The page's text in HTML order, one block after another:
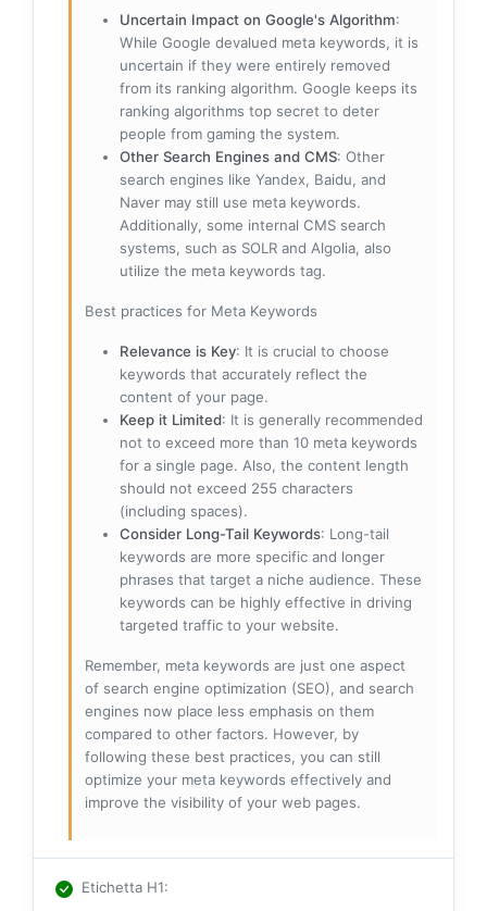
Uncertain Impact on Google's Algorithm:
While Google devalued meta keywords, it is
uncertain if they were entirely removed
from its ranking algorithm. Google keeps its
ranking algorithms top secret to deter
people from gaming the system.
Other Search Engines and CMS: Other
search engines like Yandex, Baidu, and
Naver may still use meta keywords.
Additionally, some internal CMS search
systems, such as SOLR and Algolia, also
utilize the meta keywords tag.
Best practices for Meta Keywords
Relevance is Key: It is crucial to choose
keywords that accurately reflect the
content of your page.
Keep it Limited: It is generally recommended
not to exceed more than 10 meta keywords
for a single page. Also, the content length
should not exceed 255 characters
(including spaces).
Consider Long-Tail Keywords: Long-tail
keywords are more specific and longer
phrases that target a niche audience. These
keywords can be highly effective in driving
targeted traffic to your website.
Remember, meta keywords are just one aspect
of search engine optimization (SEO), and search
engines now place less emphasis on them
compared to other factors. However, by
following these best practices, you can still
optimize your meta keywords effectively and
improve the visibility of your web pages.
Etichetta H1: